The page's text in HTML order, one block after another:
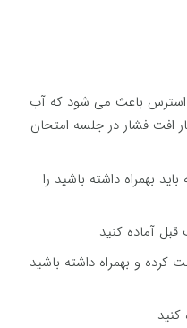
استرس باعث می شود که آب
افت فشار در جلسه امتحان
بهمراه داشته باشید را
آماده کنید
کرده و بهمراه داشته باشید